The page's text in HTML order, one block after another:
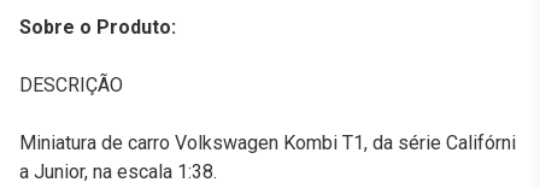
Sobre o Produto:
DESCRIÇÃO
Miniatura de carro Volkswagen Kombi T1, da série Califórni
a Junior, na escala 1:38.